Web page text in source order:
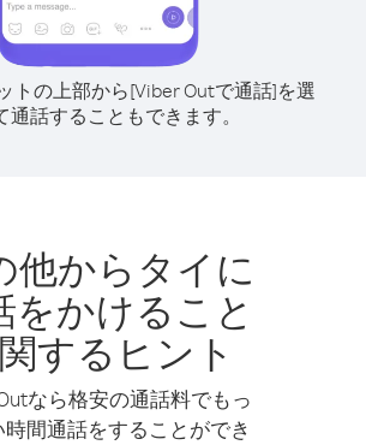
トの上部から[Viber Outで通話]を選
通話することもできます。
他からタイに
をかけること
するヒント
なら格安の通話料でもっ
時間通話をすることができ